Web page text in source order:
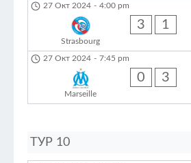
27 Окт 2024 - 4:00 pm
Strasbourg
3 1
27 Окт 2024 - 7:45 pm
Marseille
0 3
ТУР 10